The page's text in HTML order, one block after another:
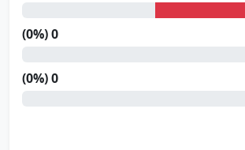
0 (0%)
0 (0%)